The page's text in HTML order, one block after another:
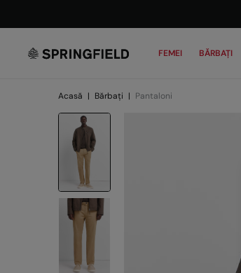
FEMEI BĂRBAȚI
Acasă | Bărbați | Pantaloni